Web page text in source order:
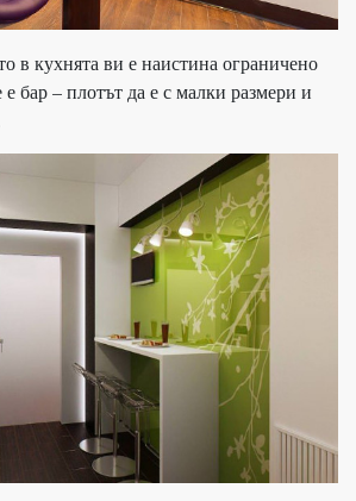
в кухнята ви е наистина ограничено
бар – плотът да е с малки размери и